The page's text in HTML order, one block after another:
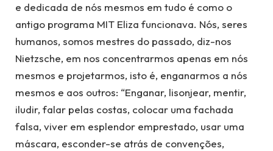
e dedicada de nós mesmos em tudo é como o
antigo programa MIT Eliza funcionava. Nós, seres
humanos, somos mestres do passado, diz-nos
Nietzsche, em nos concentrarmos apenas em nós
mesmos e projetarmos, isto é, enganarmos a nós
mesmos e aos outros: “Enganar, lisonjear, mentir,
iludir, falar pelas costas, colocar uma fachada
falsa, viver em esplendor emprestado, usar uma
máscara, esconder-se atrás de convenções,